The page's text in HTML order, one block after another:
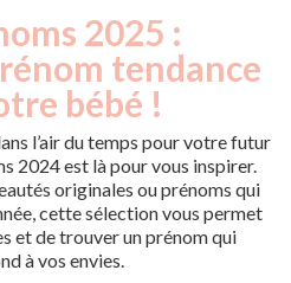
2025 :
tendance
bébé !
l’air du temps pour votre futur
2024 est là pour vous inspirer.
originales ou prénoms qui
cette sélection vous permet
et de trouver un prénom qui
à vos envies.